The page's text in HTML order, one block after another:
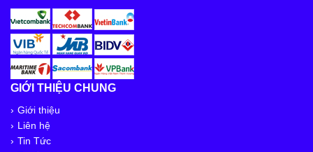
GIỚI THIỆU CHUNG
Giới thiệu
Liên hệ
Tin Tức